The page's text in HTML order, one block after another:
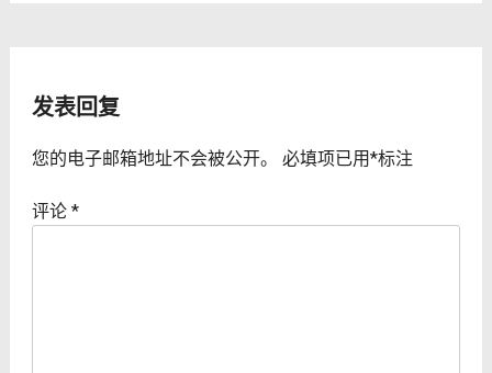
发表回复
您的电子邮箱地址不会被公开。 必填项已用*标注
评论 *